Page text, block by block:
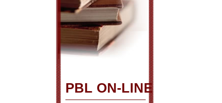
PBL ON-LINE